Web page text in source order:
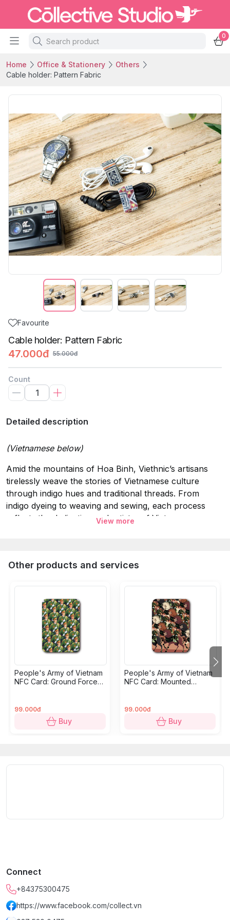
0
Home Office & Stationery
Others
Cable holder: Pattern Fabric
Favourite
Cable holder: Pattern Fabric
47.000đ 55.000đ
Count
Detailed description
(Vietnamese below)
Amid the mountains of Hoa Binh, Viethnic’s artisans
tirelessly weave the stories of Vietnamese culture
through indigo hues and traditional threads. From
indigo dyeing to weaving and sewing, each process
reflects the dedication and artistry of Vietnamese
Hand Woven Hemp & Vintage Batik Hmong
8 x 1.5 cm.
Every pattern is one of a kind, therefore, the pattern
for each product will be selected randomly.
Dry-cleaning or washing with cold water and mild
All handmade products are subject to minor
imperfections which actually make the products more
Giữa núi rừng Hòa Bình, những người thợ của Viethnic
Chúng tôi tự hào khi được tiếp nối và lan tỏa nét đẹp
văn hóa thủ công truyền thống qua từng sản phẩm của
Viethnic.
View more
Other products and services
People's Army of Vietnam
NFC Card: Ground Forces
99.000đ
Buy
People's Army of Vietnam
NFC Card: Mounted
99.000đ
Buy
Connect
+84375300475
https://www.facebook.com/collect.vn